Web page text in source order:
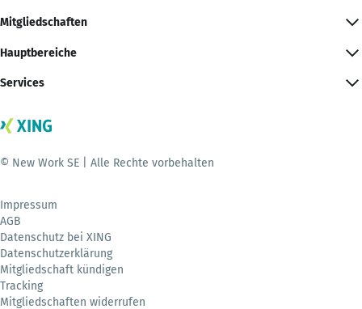
Mitgliedschaften
Hauptbereiche
Services
© New Work SE | Alle Rechte vorbehalten
Impressum
AGB
Datenschutz bei XING
Datenschutzerklärung
Mitgliedschaft kündigen
Tracking
Mitgliedschaften widerrufen